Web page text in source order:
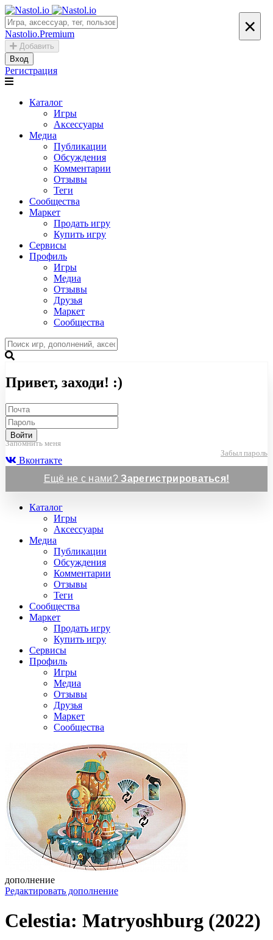
Nastolio.Premium
Добавить
Вход
Регистрация
Каталог
Игры
Аксессуары
Медиа
Публикации
Обсуждения
Комментарии
Отзывы
Теги
Сообщества
Маркет
Продать игру
Купить игру
Сервисы
Профиль
Игры
Медиа
Отзывы
Друзья
Маркет
Сообщества
×
Привет, заходи! :)
Войти
Запомнить меня
Забыл пароль
Вконтакте
Ещё не с нами?Зарегистрироваться!
Каталог
Игры
Аксессуары
Медиа
Публикации
Обсуждения
Комментарии
Отзывы
Теги
Сообщества
Маркет
Продать игру
Купить игру
Сервисы
Профиль
Игры
Медиа
Отзывы
Друзья
Маркет
Сообщества
дополнение
Редактировать дополнение
Celestia: Matryoshburg (2022)